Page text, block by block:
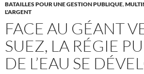
BATAILLES POUR UNE GESTION PUBLIQUE,
L'ARGENT
FACE AU GÉANT
SUEZ, LA RÉGIE
DE L’EAU SE